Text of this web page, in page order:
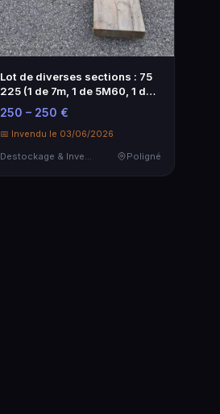
Lot de diverses sections : 75
225 (1 de 7m, 1 de 5M60, 1 de
…
250 – 250 €
📅 Invendu le 03/06/2026
Destockage & Invendus
Poligné